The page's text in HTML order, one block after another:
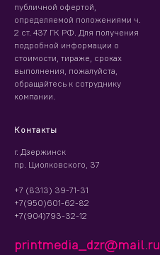
публичной офертой,
определяемой положениями ч.
2 ст. 437 ГК РФ. Для получения
подробной информации о
стоимости, тираже, сроках
выполнения, пожалуйста,
обращайтесь к сотруднику
компании.
Контакты
г. Дзержинск
пр. Циолковского, 37
+7 (8313) 39-71-31
+7(950)601-62-82
+7(904)793-32-12
printmedia_dzr@mail.ru